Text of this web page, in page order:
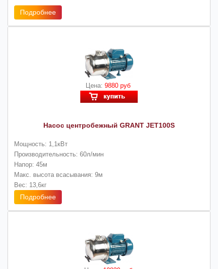
Подробнее
Цена: 9880 руб
Насос центробежный GRANT JET100S
Мощность: 1,1кВт
Производительность: 60л/мин
Напор: 45м
Макс. высота всасывания: 9м
Вес: 13,6кг
Подробнее